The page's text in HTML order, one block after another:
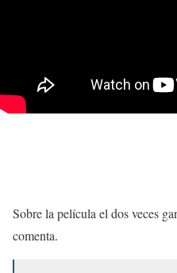
Sobre la película el dos veces
comenta.